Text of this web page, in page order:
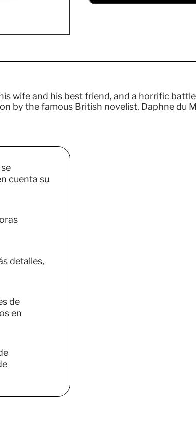
wife and his best friend, and a horrific
by the famous British novelist, Daphne du
cuenta su
detalles,
de
en